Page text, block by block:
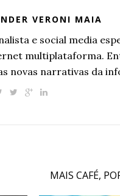
VERONI MAIA
e social media
multiplataforma.
novas narrativas da
MAIS CAFÉ,